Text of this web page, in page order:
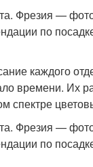
каждого
времени. Их
спектре